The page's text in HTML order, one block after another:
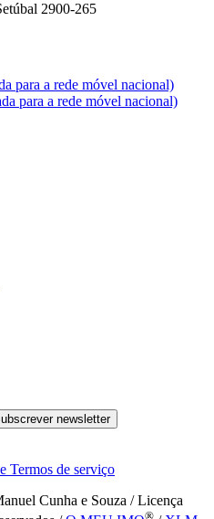
2900-265
para a rede móvel nacional)
para a rede móvel nacional)
newsletter
Termos de serviço
Cunha e Souza / Licença
®